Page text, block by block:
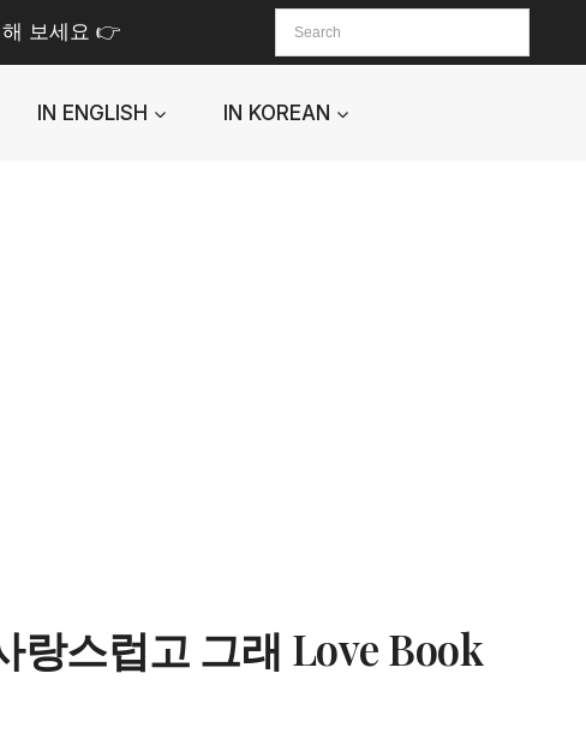
보세요 👉
IN ENGLISH IN KOREAN
랑스럽고 그래 Love Book